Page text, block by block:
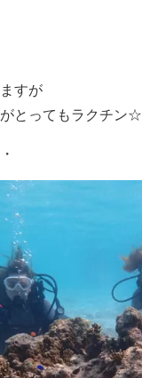
すが
とってもラクチン☆